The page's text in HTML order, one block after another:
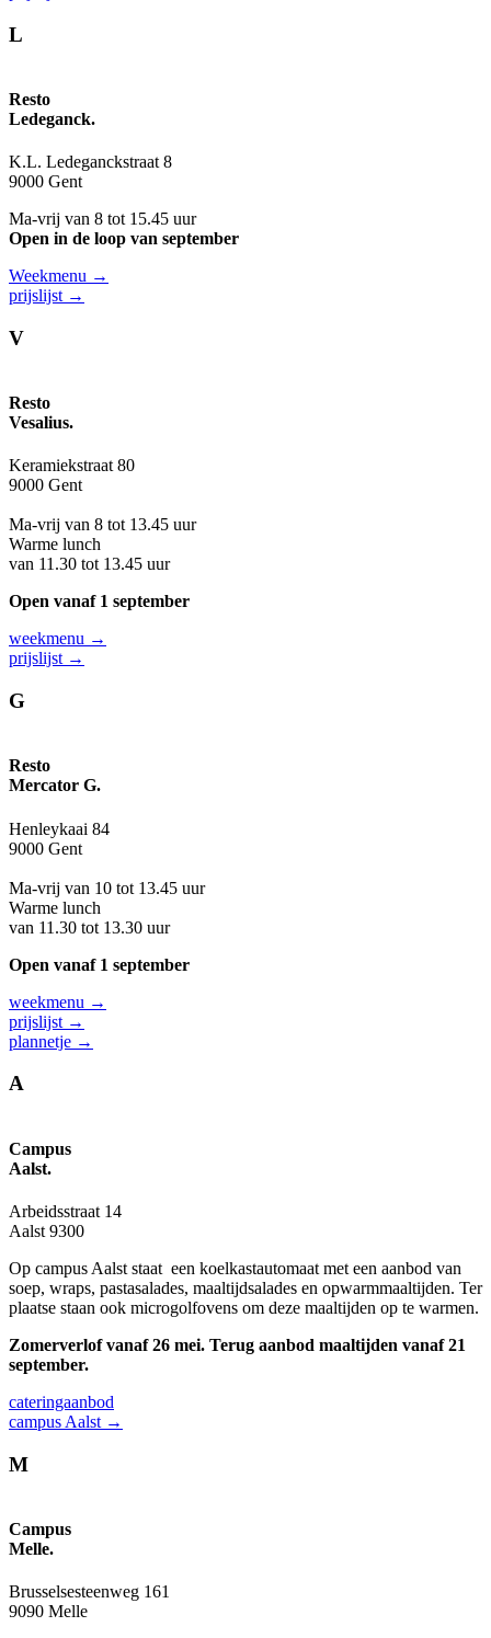
L
Resto
Ledeganck.
K.L. Ledeganckstraat 8
9000 Gent
Ma-vrij van 8 tot 15.45 uur
Open in de loop van september
Weekmenu →
prijslijst →
V
Resto
Vesalius.
Keramiekstraat 80
9000 Gent
Ma-vrij van 8 tot 13.45 uur
Warme lunch
van 11.30 tot 13.45 uur
Open vanaf 1 september
weekmenu →
prijslijst →
G
Resto
Mercator G.
Henleykaai 84
9000 Gent
Ma-vrij van 10 tot 13.45 uur
Warme lunch
van 11.30 tot 13.30 uur
Open vanaf 1 september
weekmenu →
prijslijst →
plannetje →
A
Campus
Aalst.
Arbeidsstraat 14
Aalst 9300
Op campus Aalst staat een koelkast­automaat met een aanbod van
soep, wraps, pasta­salades, maaltijd­salades en opwarm­maaltijden. Ter
plaatse staan ook microgolf­ovens om deze maaltijden op te warmen.
Zomerverlof vanaf 26 mei. Terug aanbod maaltijden vanaf 21
september.
cateringaanbod
campus Aalst →
M
Campus
Melle.
Brusselsesteenweg 161
9090 Melle